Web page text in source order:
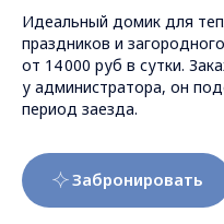
Идеальный домик для
праздников и
от 14 000 руб в сутки.
у администратора, он
период заезда.
Забронировать